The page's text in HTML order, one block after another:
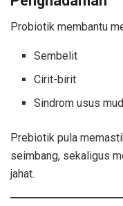
Probiotik membantu
Sembelit
Cirit-birit
Sindrom usus
Prebiotik pula
seimbang, sekaligus
jahat.